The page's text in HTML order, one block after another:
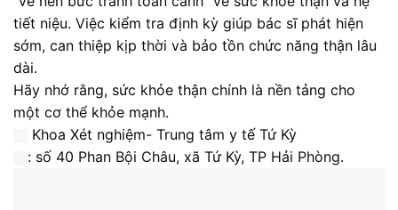
tiết niệu. Việc kiểm tra định kỳ giúp bác sĩ phát hiện
sớm, can thiệp kịp thời và bảo tồn chức năng thận lâu
dài.
Hãy nhớ rằng, sức khỏe thận chính là nền tảng cho
một cơ thể khỏe mạnh.
Khoa Xét nghiệm- Trung tâm y tế Tứ Kỳ
: số 40 Phan Bội Châu, xã Tứ Kỳ, TP Hải Phòng.